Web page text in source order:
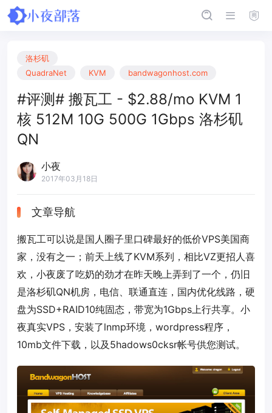
洛杉矶
QuadraNet
KVM bandwagonhost.com
#评测# 搬瓦工 - $2.88/mo KVM 1
核 512M 10G 500G 1Gbps 洛杉矶
QN
小夜
2017年03月18日
文章导航
搬瓦工可以说是国人圈子里口碑最好的低价VPS美国商
家，没有之一；前天上线了KVM系列，相比VZ更招人喜
欢，小夜废了吃奶的劲才在昨天晚上弄到了一个，仍旧
是洛杉矶QN机房，电信、联通直连，国内优化线路，硬
盘为SSD+RAID10纯固态，带宽为1Gbps上行共享。小
夜真实VPS，安装了lnmp环境，wordpress程序，
10mb文件下载，以及5hadows0cksr帐号供您测试。